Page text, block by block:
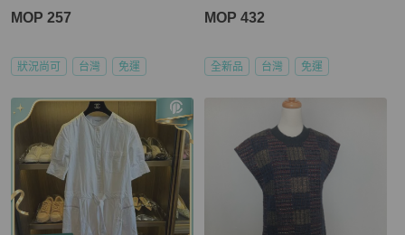
MOP 257
狀況尚可 台灣 免運
MOP 432
全新品 台灣 免運